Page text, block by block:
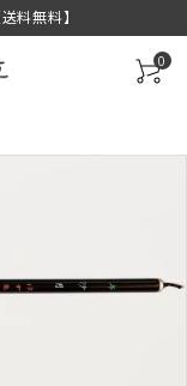
料無料】
0